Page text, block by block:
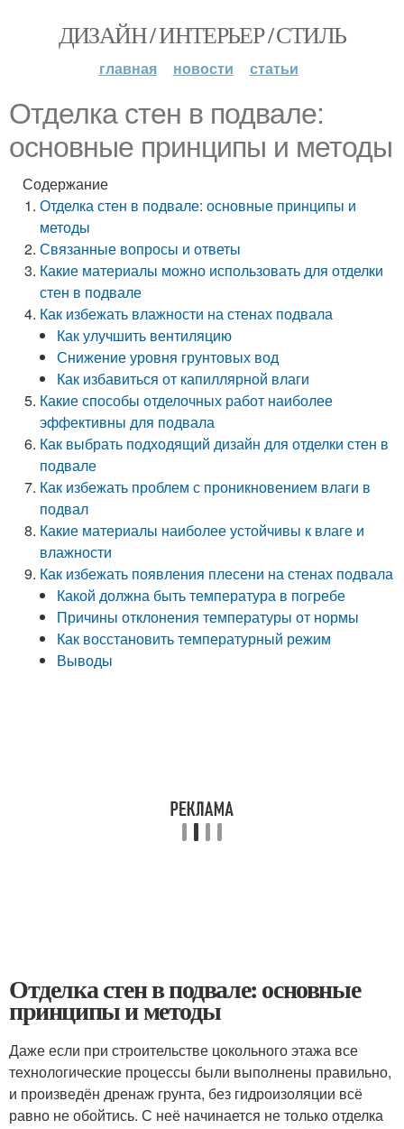
ДИЗАЙН / ИНТЕРЬЕР / СТИЛЬ
главная новости статьи
Отделка стен в подвале:
основные принципы и методы
Содержание
Отделка стен в подвале: основные принципы и
методы
Связанные вопросы и ответы
Какие материалы можно использовать для отделки
стен в подвале
Как избежать влажности на стенах подвала
Как улучшить вентиляцию
Снижение уровня грунтовых вод
Как избавиться от капиллярной влаги
Какие способы отделочных работ наиболее
эффективны для подвала
Как выбрать подходящий дизайн для отделки стен в
подвале
Как избежать проблем с проникновением влаги в
подвал
Какие материалы наиболее устойчивы к влаге и
влажности
Как избежать появления плесени на стенах подвала
Какой должна быть температура в погребе
Причины отклонения температуры от нормы
Как восстановить температурный режим
Выводы
Отделка стен в подвале: основные
принципы и методы
Даже если при строительстве цокольного этажа все
технологические процессы были выполнены правильно,
и произведён дренаж грунта, без гидроизоляции всё
равно не обойтись. С неё начинается не только отделка